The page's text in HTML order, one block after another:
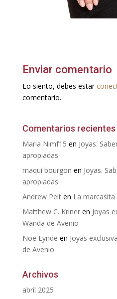
Enviar comentario
Lo siento, debes estar
comentario.
Comentarios recientes
Maria Nimf15 en Joyas.
apropiadas
maqui bourgon en Joyas.
apropiadas
Andrew Pelten La
Matthew C. Krineren Joyas
Wanda de Avenio
Noe Lynde en Joyas
de Avenio
Archivos
abril 2025